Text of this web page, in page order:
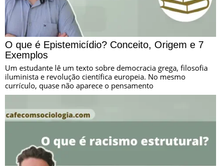
O que é Epistemicídio? Conceito, Origem e 7
Exemplos
Um estudante lê um texto sobre democracia grega, filosofia
iluminista e revolução científica europeia. No mesmo
currículo, quase não aparece o pensamento